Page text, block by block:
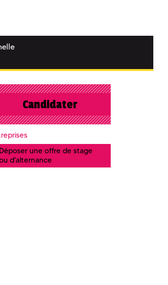
Candidater
Déposer une offre de stage
d'alternance